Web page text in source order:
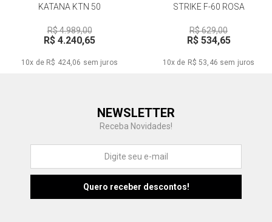
KATANA KTN 50
R$ 4.989,00
R$ 4.240,65
10x de R$ 424,06 sem juros
STRIKE F-60 ROSA
R$ 629,00
R$ 534,65
10x de R$ 53,46 sem juros
NEWSLETTER
Receba Novidades!
Fu Fujisom